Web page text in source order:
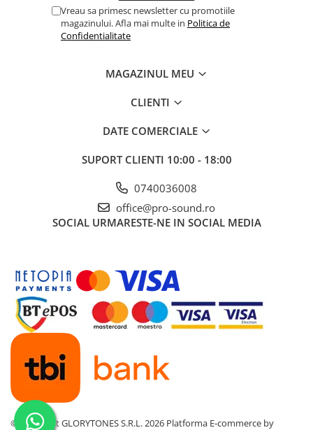
Mixere DJ
Samplere si controllere
Cabluri adaptoare, cabluri Y
Cabluri de instrumente
Cabluri MIDI si audio digitale
Standuri stative si pupitre
Accesorii stative
Stative de mixer
Stative de partituri
Case-uri, rack, huse si genti
Case-uri universale
Pachete si bundle
Casti Audio
Vreau sa primesc newsletter cu promotiile
magazinului. Afla mai multe in Politica de
Confidentialitate
MAGAZINUL MEU
CLIENTI
DATE COMERCIALE
SUPORT CLIENTI 10:00 - 18:00
0740036008
office@pro-sound.ro
SOCIAL URMARESTE-NE IN SOCIAL MEDIA
©Copyright GLORYTONES S.R.L. 2026 Platforma E-commerce by